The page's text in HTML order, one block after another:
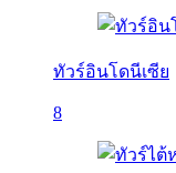
ทัวร์อินโดนีเซีย
8